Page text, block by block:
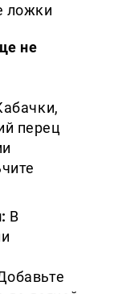
ложки
не
перец
В